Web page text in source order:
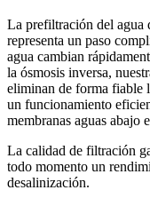
La prefiltración del agua
representa un paso
agua cambian
la ósmosis inversa,
eliminan de forma fiable
un funcionamiento
membranas aguas abajo
La calidad de filtración
todo momento un
desalinización.